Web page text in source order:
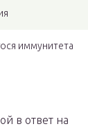
иммунитета
в ответ на